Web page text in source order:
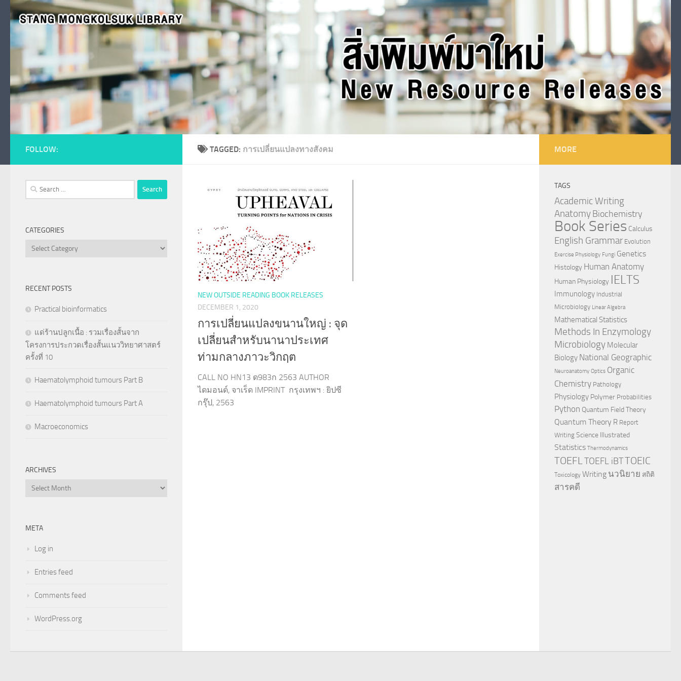
Skip to content
TAGGED: การเปลี่ยนแปลงทางสังคม
NEW OUTSIDE READING BOOK RELEASES
DECEMBER 1, 2020
การเปลี่ยนแปลงขนานใหญ่ : จุด
เปลี่ยนสำหรับนานาประเทศ
ท่ามกลางภาวะวิกฤต
CALL NO HN13 ด983ก 2563 AUTHOR
ไดมอนด์, จาเร็ด IMPRINT กรุงเทพฯ : ยิปซี
กรุ๊ป, 2563
FOLLOW:
Search
for:
CATEGORIES
Categories
RECENT POSTS
Practical bioinformatics
แด่ร้านปลูกเนื้อ : รวมเรื่องสั้นจาก
โครงการประกวดเรื่องสั้นแนววิทยาศาสตร์
ครั้งที่ 10
Haematolymphoid tumours Part B
Haematolymphoid tumours Part A
Macroeconomics
ARCHIVES
Archives
META
Log in
Entries feed
Comments feed
WordPress.org
MORE
TAGS
Academic Writing
AnatomyBiochemistry
Book Series Calculus
English Grammar Evolution
Exercise Physiology Fungi Genetics
Histology Human Anatomy
Human Physiology IELTS
Immunology Industrial
Microbiology Linear Algebra
Mathematical Statistics
Methods In Enzymology
Microbiology Molecular
Biology National Geographic
Neuroanatomy Optics Organic
Chemistry Pathology
Physiology Polymer Probabilities
Python Quantum Field Theory
Quantum Theory R Report
Writing Science Illustrated
Statistics Thermodynamics
TOEFL TOEFL iBTTOEIC
Toxicology Writing นวนิยาย สถิติ
สารคดี